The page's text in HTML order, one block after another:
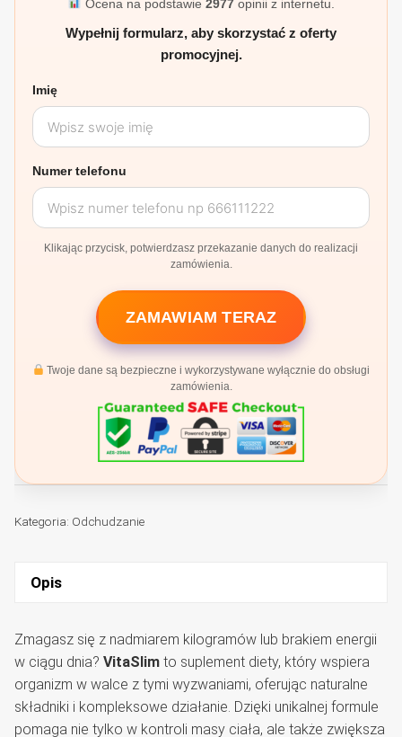
Ocena na podstawie 2977opinii z internetu.
Wypełnij formularz, aby skorzystać z oferty
promocyjnej.
Imię
Numer telefonu
Klikając przycisk, potwierdzasz przekazanie danych do realizacji
zamówienia.
ZAMAWIAM TERAZ
Twoje dane są bezpieczne i wykorzystywane wyłącznie do obsługi
zamówienia.
Kategoria: Odchudzanie
Opis
Zmagasz się z nadmiarem kilogramów lub brakiem energii
w ciągu dnia? VitaSlim to suplement diety, który wspiera
organizm w walce z tymi wyzwaniami, oferując naturalne
składniki i kompleksowe działanie. Dzięki unikalnej formule
pomaga nie tylko w kontroli masy ciała, ale także zwiększa